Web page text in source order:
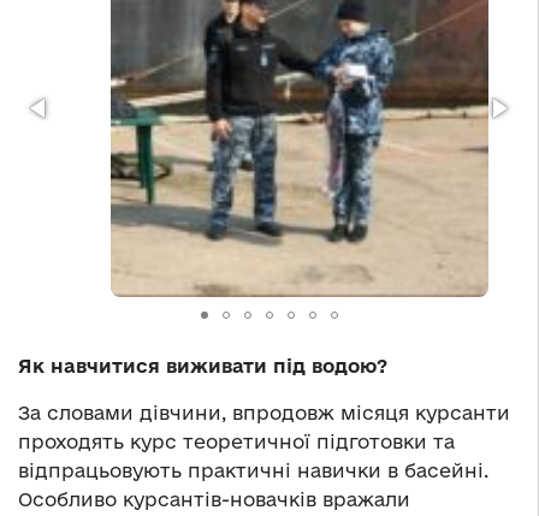
Як навчитися виживати під водою?
За словами дівчини, впродовж місяця курсанти
проходять курс теоретичної підготовки та
відпрацьовують практичні навички в басейні.
Особливо курсантів-новачків вражали